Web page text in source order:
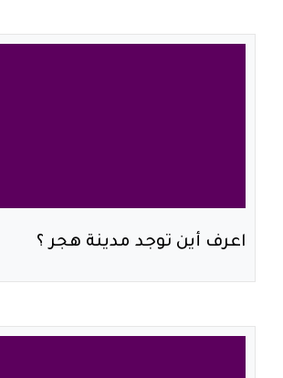
اعرف أين توجد مدينة هجر ؟